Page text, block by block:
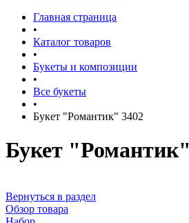
Главная страница
•
Каталог товаров
•
Букеты и композиции
•
Все букеты
•
Букет "Романтик" 3402
Букет
Вернуться в раздел
Обзор товара